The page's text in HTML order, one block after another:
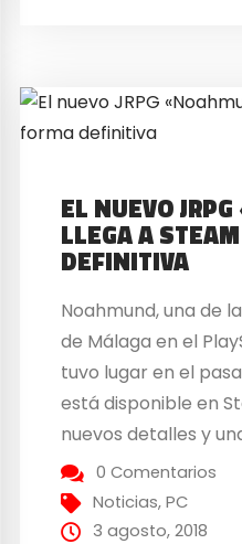
EL NUEVO
LLEGA A
DEFINITIVA
Noahmund, una de
de Málaga en el
tuvo lugar en el
está disponible en
nuevos detalles y
interesantes.
de Estudio Ábrego
adquirir a través de
0 Comentarios
Noticias,PC
3 agosto, 2018